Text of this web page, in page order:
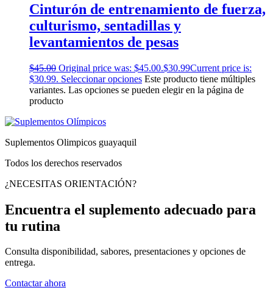
Cinturón de entrenamiento de fuerza,
culturismo, sentadillas y
levantamientos de pesas
$45.00 Original price was: $45.00.$30.99Current price is:
$30.99. Seleccionar opciones Este producto tiene múltiples
variantes. Las opciones se pueden elegir en la página de
producto
Suplementos Olimpicos guayaquil
Todos los derechos reservados
¿NECESITAS ORIENTACIÓN?
Encuentra el suplemento adecuado para
tu rutina
Consulta disponibilidad, sabores, presentaciones y opciones de
entrega.
Contactar ahora